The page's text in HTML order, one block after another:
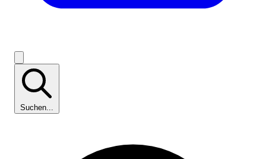
Suchen...